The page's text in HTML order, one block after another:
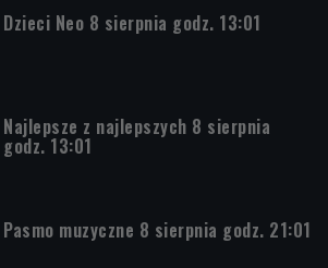
Dzieci Neo 8 sierpnia godz. 13:01
Najlepsze z najlepszych 8 sierpnia
godz. 13:01
Pasmo muzyczne 8 sierpnia godz. 21:01